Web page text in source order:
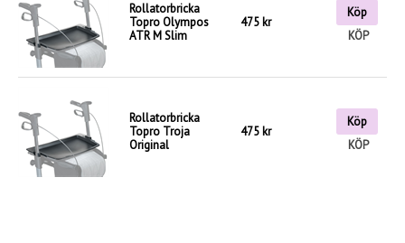
Rollatorbricka
Topro Olympos
ATR M Slim
475 kr
Köp
KÖP
Rollatorbricka
Topro Troja
Original
475 kr
Köp
KÖP